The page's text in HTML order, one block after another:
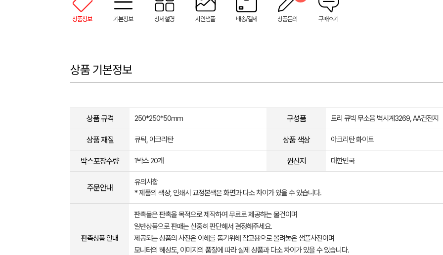
상품정보 기본정보 상세설명 시안샘플 배송/결제 상품문의 구매후기
상품 기본정보
상품 규격 250*250*50mm 구성품 트리 큐빅 무소음 벽시계3269, AA건전지
상품 재질 큐틱, 아크리탄 상품 색상 아크리탄 화이트
박스포장수량 1박스 20개 원산지 대한민국
주문안내
유의사항
* 제품의 색상, 인쇄시 교정본색은 화면과 다소 차이가 있을 수 있습니다.
판촉상품 안내
판촉물은 판촉을 목적으로 제작하여 무료로 제공하는 물건이며
일반상품으로 판매는 신중히 판단해서 결정해주세요.
제공되는 상품의 사진은 이해를 돕기위해 참고용으로 올려놓은 샘플사진이며
모니터의 해상도, 이미지의 품질에 따라 실제 상품과 다소 차이가 있을 수 있습니다.